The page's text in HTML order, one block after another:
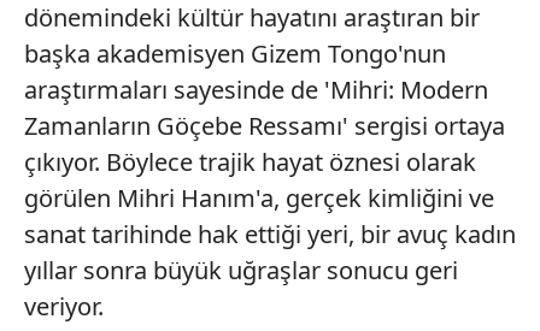
dönemindeki kültür hayatını araştıran bir
başka akademisyen Gizem Tongo'nun
araştırmaları sayesinde de 'Mihri: Modern
Zamanların Göçebe Ressamı' sergisi ortaya
çıkıyor. Böylece trajik hayat öznesi olarak
görülen Mihri Hanım'a, gerçek kimliğini ve
sanat tarihinde hak ettiği yeri, bir avuç kadın
yıllar sonra büyük uğraşlar sonucu geri
veriyor.